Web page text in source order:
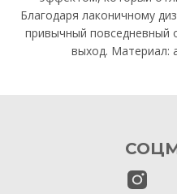
Благодаря лаконичному
привычный повседневный
выход. Материал: